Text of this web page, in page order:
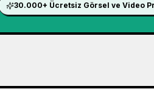
30.000+ Ücretsiz Görsel ve Video